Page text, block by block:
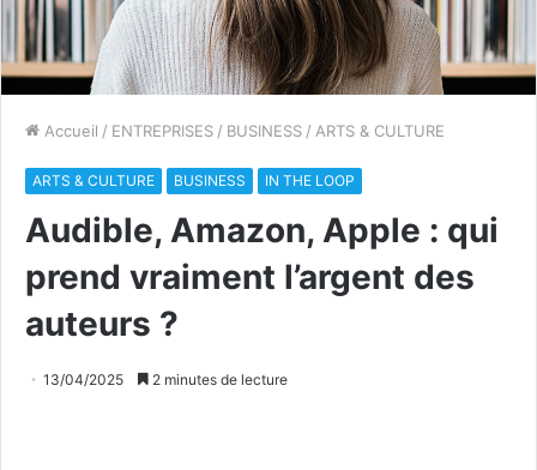
Accueil / ENTREPRISES / BUSINESS / ARTS & CULTURE
ARTS & CULTURE BUSINESS IN THE LOOP
Audible, Amazon, Apple : qui
prend vraiment l’argent des
auteurs ?
13/04/2025 2 minutes de lecture